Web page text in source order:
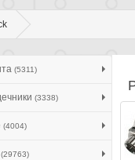
(5311)
(3338)
(4004)
(29763)